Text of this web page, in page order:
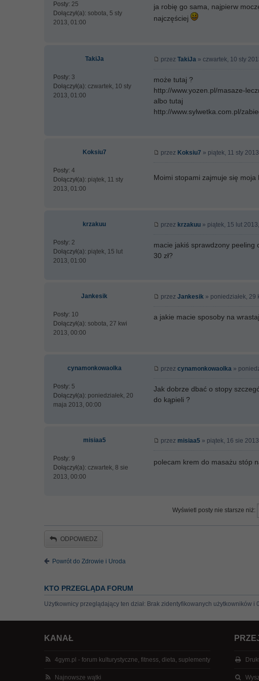
Posty: 25
Dołączył(a): sobota, 5 sty
2013, 01:00
ja robię go sama, najpierw
najczęściej
TakiJa
Posty: 3
Dołączył(a): czwartek, 10 sty
2013, 01:00
przez TakiJa » czwartek, 10 sty
może tutaj ?
http://www.yozen.pl/masaze-
albo tutaj
http://www.sylwetka.com.pl/
Koksiu7
Posty: 4
Dołączył(a): piątek, 11 sty
2013, 01:00
przez Koksiu7 » piątek, 11 sty
Moimi stopami zajmuje się
krzakuu
Posty: 2
Dołączył(a): piątek, 15 lut
2013, 01:00
przez krzakuu » piątek, 15 lut
macie jakiś sprawdzony peeling
30 zł?
Jankesik
Posty: 10
Dołączył(a): sobota, 27 kwi
2013, 00:00
przez Jankesik » poniedziałek, 29
a jakie macie sposoby na
cynamonkowaolka
Posty: 5
Dołączył(a): poniedziałek, 20
maja 2013, 00:00
przez cynamonkowaolka »
Jak dobrze dbać o stopy
do kąpieli ?
misiaa5
Posty: 9
Dołączył(a): czwartek, 8 sie
2013, 00:00
przez misiaa5 » piątek, 16 sie
polecam krem do masażu stóp
Wyświetl posty nie starsze niż:
ODPOWIEDZ
Powrót do Zdrowie i Uroda
KTO PRZEGLĄDA FORUM
Użytkownicy przeglądający ten dział: Brak zidentyfikowanych użytkowników i
KANAŁ
4gym.pl - forum kulturystyczne, fitness, dieta, suplementy
Najnowsze wątki